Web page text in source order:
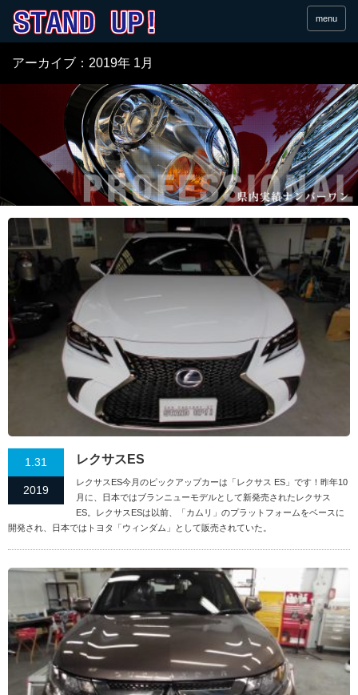
menu
アーカイブ：2019年 1月
1.31
2019
レクサスES
レクサスES今月のピックアップカーは「レクサス ES」です！昨年10
月に、日本ではブランニューモデルとして新発売されたレクサス
ES。レクサスESは以前、「カムリ」のプラットフォームをベースに
開発され、日本ではトヨタ「ウィンダム」として販売されていた。